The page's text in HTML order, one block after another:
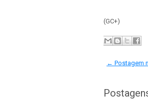
(GC+)
← Postagem